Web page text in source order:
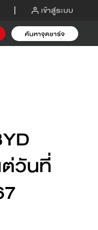
เข้าสู่ระบบ
ค้นหาจุดชาร์จ
วันที่